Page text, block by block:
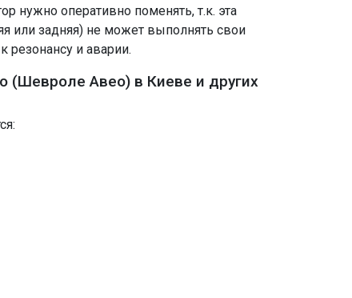
нужно оперативно поменять, т.к. эта
или задняя) не может выполнять свои
и аварии.
(Шевроле Авео) в Киеве и других